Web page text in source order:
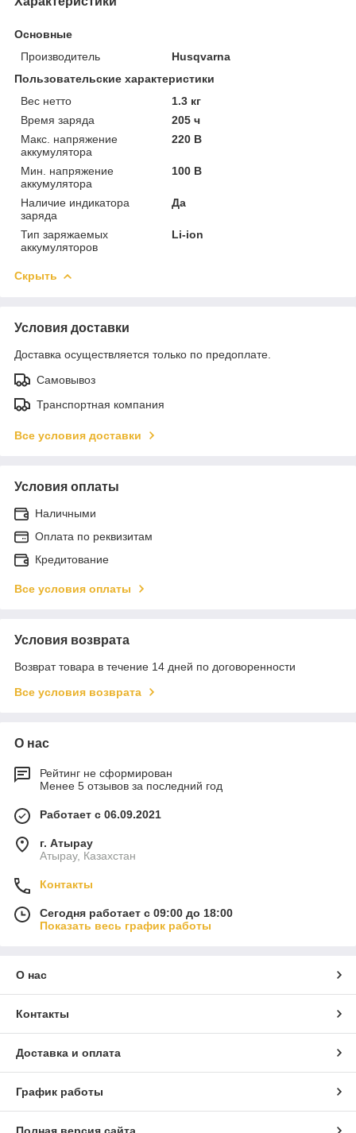
Основные
Производитель
Husqvarna
Пользовательские характеристики
Вес нетто
1.3 кг
Время заряда
205 ч
Макс. напряжение
аккумулятора
220 В
Мин. напряжение
аккумулятора
100 В
Наличие индикатора
заряда
Да
Тип заряжаемых
аккумуляторов
Li-ion
Скрыть
Условия доставки
Доставка осуществляется только по предоплате.
Самовывоз
Транспортная компания
Все условия доставки
Условия оплаты
Наличными
Оплата по реквизитам
Кредитование
Все условия оплаты
Условия возврата
Возврат товара в течение 14 дней по договоренности
Все условия возврата
О нас
Рейтинг не сформирован
Менее 5 отзывов за последний год
Работает с 06.09.2021
г. Атырау
Атырау, Казахстан
Контакты
Сегодня работает с 09:00 до 18:00
Показать весь график работы
О нас
Контакты
Доставка и оплата
График работы
Полная версия сайта